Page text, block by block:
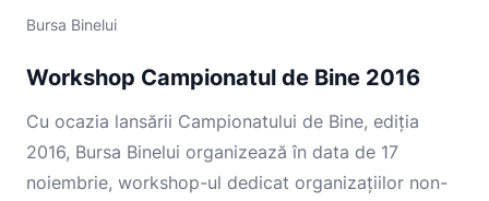
Bursa Binelui
Workshop Campionatul de Bine 2016
Cu ocazia lansării Campionatului de Bine, ediția
2016, Bursa Binelui organizează în data de 17
noiembrie, workshop-ul dedicat organizațiilor non-